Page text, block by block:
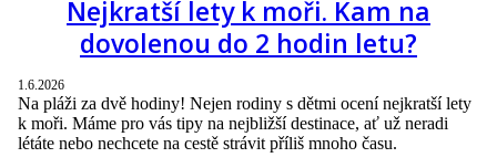
Nejkratší lety k moři. Kam na
dovolenou do 2 hodin letu?
1.6.2026
Na pláži za dvě hodiny! Nejen rodiny s dětmi ocení nejkratší lety
k moři. Máme pro vás tipy na nejbližší destinace, ať už neradi
létáte nebo nechcete na cestě strávit příliš mnoho času.